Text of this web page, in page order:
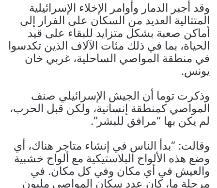
وقد أجبر الدمار وأوامر الإخلاء الإسرائيلية
المتتالية العديد من السكان على الفرار إلى
أماكن صعبة بشكل متزايد للبقاء على قيد
الحياة، بما في ذلك مئات الآلاف الذين تكدسوا
في منطقة المواصي الساحلية، غربي خان
يونس.
وذكرت توما أن الجيش الإسرائيلي صنف
المواصي كمنطقة إنسانية، ولكن قبل الحرب،
لم يكن بها “مرافق للبشر”.
وقالت: “بدأ الناس في إنشاء متاجر هناك، أي
وضع هذه الألواح البلاستيكية مع ألواح خشبية
والعيش في أي مكان وفي كل مكان. في
مرحلة ما، كان عدد سكان المواصي مليون